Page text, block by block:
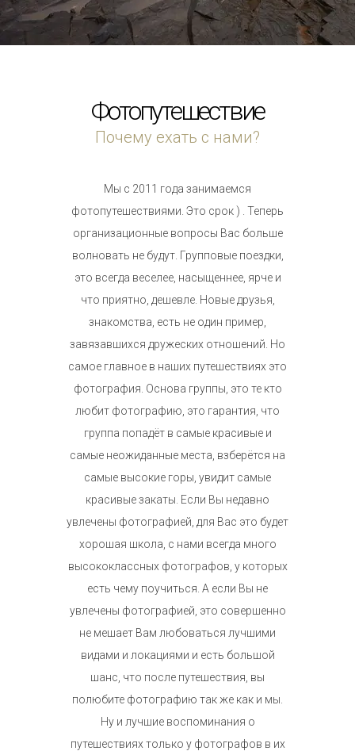
Фотопутешествие
Почему ехать с нами?
Мы с 2011 года занимаемся
фотопутешествиями. Это срок ) . Теперь
организационные вопросы Вас больше
волновать не будут. Групповые поездки,
это всегда веселее, насыщеннее, ярче и
что приятно, дешевле. Новые друзья,
знакомства, есть не один пример,
завязавшихся дружеских отношений. Но
самое главное в наших путешествиях это
фотография. Основа группы, это те кто
любит фотографию, это гарантия, что
группа попадёт в самые красивые и
самые неожиданные места, взберётся на
самые высокие горы, увидит самые
красивые закаты. Если Вы недавно
увлечены фотографией, для Вас это будет
хорошая школа, с нами всегда много
высококлассных фотографов, у которых
есть чему поучиться. А если Вы не
увлечены фотографией, это совершенно
не мешает Вам любоваться лучшими
видами и локациями и есть большой
шанс, что после путешествия, вы
полюбите фотографию так же как и мы.
Ну и лучшие воспоминания о
путешествиях только у фотографов в их